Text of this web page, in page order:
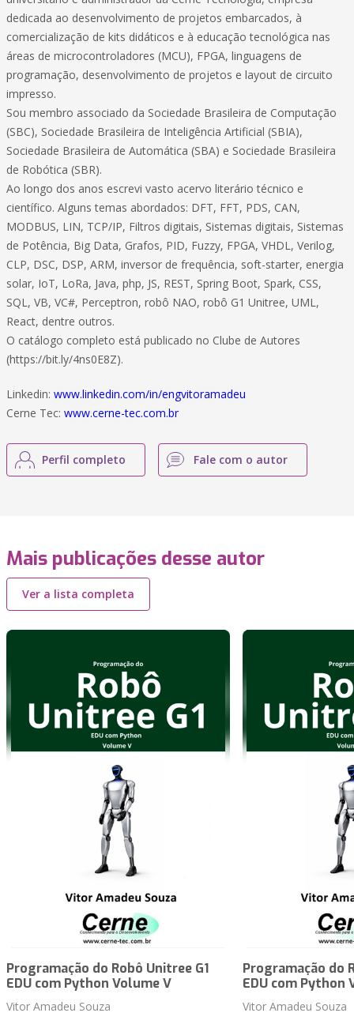
dedicada ao desenvolvimento de projetos embarcados, à
comercialização de kits didáticos e à educação tecnológica nas
áreas de microcontroladores (MCU), FPGA, linguagens de
programação, desenvolvimento de projetos e layout de circuito
impresso.
Sou membro associado da Sociedade Brasileira de Computação
(SBC), Sociedade Brasileira de Inteligência Artificial (SBIA),
Sociedade Brasileira de Automática (SBA) e Sociedade Brasileira
de Robótica (SBR).
Ao longo dos anos escrevi vasto acervo literário técnico e
científico. Alguns temas abordados: DFT, FFT, PDS, CAN,
MODBUS, LIN, TCP/IP, Filtros digitais, Sistemas digitais, Sistemas
de Potência, Big Data, Grafos, PID, Fuzzy, FPGA, VHDL, Verilog,
CLP, DSC, DSP, ARM, inversor de frequência, soft-starter, energia
solar, IoT, LoRa, Java, php, JS, REST, Spring Boot, Spark, CSS,
SQL, VB, VC#, Perceptron, robô NAO, robô G1 Unitree, UML,
React, dentre outros.
O catálogo completo está publicado no Clube de Autores
(https://bit.ly/4ns0E8Z).
Linkedin: www.linkedin.com/in/engvitoramadeu
Cerne Tec: www.cerne-tec.com.br
Perfil completo Fale com o autor
Mais publicações desse autor
Ver a lista completa
Programação do Robô Unitree G1
EDU com Python Volume V
Vitor Amadeu Souza
Programação do
EDU com Python
Vitor Amadeu Souza